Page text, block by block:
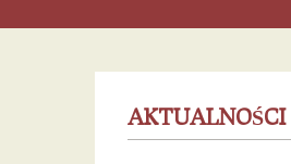
AKTUALNOŚCI